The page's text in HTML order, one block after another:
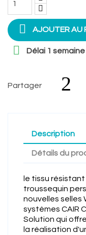
 AJOUTER AU
 Délai 1
Partager
Description
Détails du
le tissu
troussequin
nouvelles selles
systèmes CAIR
Solution qui
la réalisation